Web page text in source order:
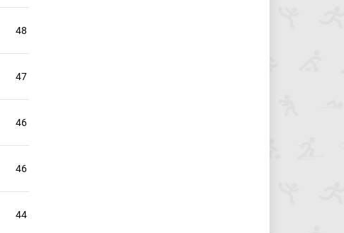
48
47
46
46
44